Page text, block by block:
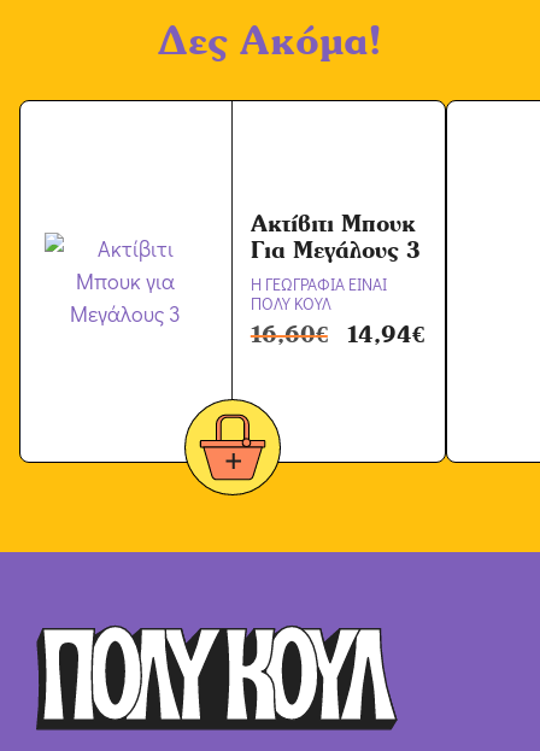
Δες Ακόμα!
Ακτίβιτι Μπουκ
Για Μεγάλους 3
Η ΓΕΩΓΡΑΦΙΑ ΕΙΝΑΙ
ΠΟΛΥ ΚΟΥΛ
16,60€ 14,94€